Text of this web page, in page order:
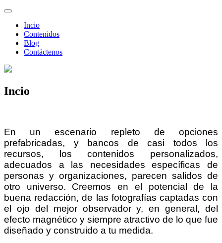
Incio
Contenidos
Blog
Contáctenos
Incio
En un escenario repleto de opciones
prefabricadas, y bancos de casi todos los
recursos, los contenidos personalizados,
adecuados a las necesidades específicas de
personas y organizaciones, parecen salidos de
otro universo. Creemos en el potencial de la
buena redacción, de las fotografías captadas con
el ojo del mejor observador y, en general, del
efecto magnético y siempre atractivo de lo que fue
diseñado y construido a tu medida.